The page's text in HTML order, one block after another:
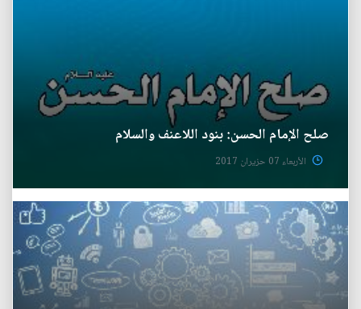
صلح الإمام الحسن: بنود اللاعنف والسلام
الأربعاء 07 حزيران 2017